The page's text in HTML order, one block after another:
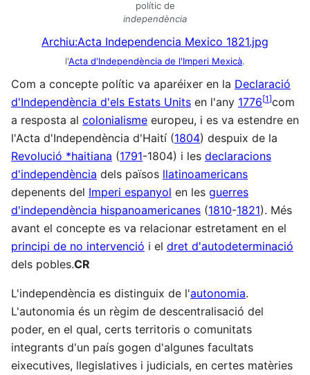
polític de
independència
Archiu:Acta Independencia Mexico 1821.jpg
l'Acta d'Independència de l'Imperi Mexicà.
Com a concepte polític va aparéixer en la Declaració
d'Independència d'els Estats Units en l'any 1776[1]com
a resposta al colonialisme europeu, i es va estendre en
l'Acta d'Independència d'Haití (1804) despuix de la
Revolució *haitiana (1791-1804) i les declaracions
d'independència dels països llatinoamericans
depenents del Imperi espanyol en les guerres
d'independència hispanoamericanes (1810-1821). Més
avant el concepte es va relacionar estretament en el
principi de no intervenció i el dret d'autodeterminació
dels pobles.CR
L'independència es distinguix de l'autonomia.
L'autonomia és un règim de descentralisació del
poder, en el qual, certs territoris o comunitats
integrants d'un país gogen d'algunes facultats
eixecutives, llegislatives i judicials, en certes matèries